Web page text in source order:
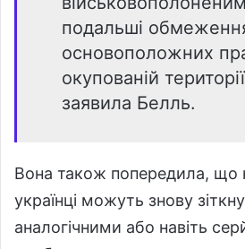
подальші
основоположних
окупованій
заявила Белль.
Вона також попередила, що
українці можуть знову
аналогічними або навіть